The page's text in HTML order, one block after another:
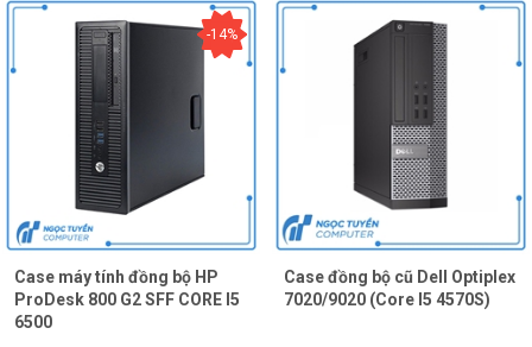
-14%
Case máy tính đồng bộ HP
ProDesk 800 G2 SFF CORE I5
6500
Case đồng bộ cũ Dell Optiplex
7020/9020 (Core I5 4570S)